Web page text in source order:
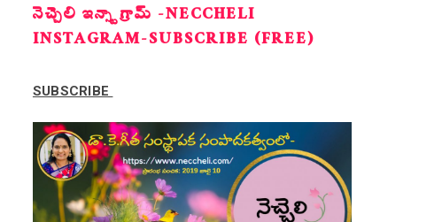
నెచ్చెలి ఇన్స్టాగ్రామ్ -NECCHELI
INSTAGRAM-SUBSCRIBE (FREE)
SUBSCRIBE